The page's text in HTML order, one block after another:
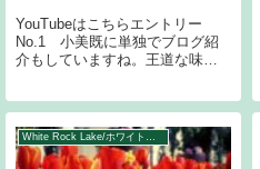
YouTubeはこちらエントリー
No.1 小美既に単独でブログ紹
介もしていますね。王道な味。3
99ranceはたまにセールしていま
す。中華スーパーより日系スー
パーの方が高いようです。NO
White Rock Lake/ホワイトロック湖周辺